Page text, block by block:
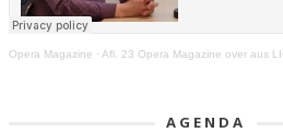
Opera Magazine · Afl. 23 Opera Magazine over aus
AGENDA